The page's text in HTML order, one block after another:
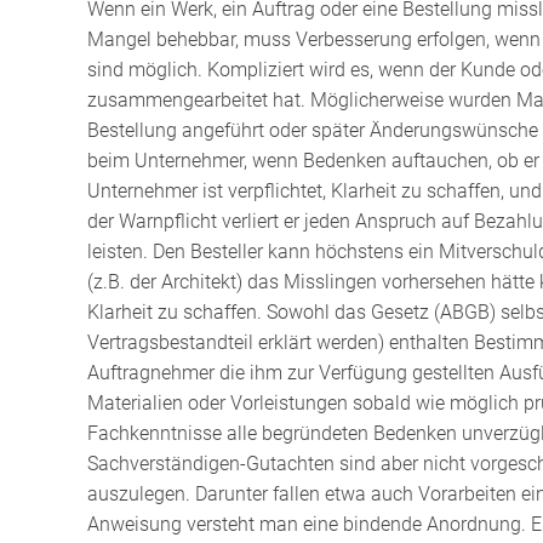
Wenn ein Werk, ein Auftrag oder eine Bestellung
Mangel behebbar, muss Verbesserung erfolgen,
sind möglich. Kompliziert wird es, wenn der Kunde
zusammengearbeitet hat. Möglicherweise wurden
Bestellung angeführt oder später
beim Unternehmer, wenn Bedenken auftauchen, ob
Unternehmer ist verpflichtet, Klarheit zu schaffen,
der Warnpflicht verliert er jeden Anspruch auf
leisten. Den Besteller kann höchstens ein
(z.B. der Architekt) das Misslingen vorhersehen
Klarheit zu schaffen. Sowohl das Gesetz (ABGB)
Vertragsbestandteil erklärt werden) enthalten
Auftragnehmer die ihm zur Verfügung gestellten
Materialien oder Vorleistungen sobald wie möglich
Fachkenntnisse alle begründeten Bedenken
Sachverständigen-Gutachten sind aber nicht
auszulegen. Darunter fallen etwa auch Vorarbeiten
Anweisung versteht man eine bindende Anordnung.